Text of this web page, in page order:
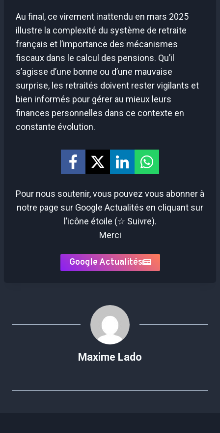
Au final, ce virement inattendu en mars 2025
illustre la complexité du système de retraite
français et l’importance des mécanismes
fiscaux dans le calcul des pensions. Qu’il
s’agisse d’une bonne ou d’une mauvaise
surprise, les retraités doivent rester vigilants et
bien informés pour gérer au mieux leurs
finances personnelles dans ce contexte en
constante évolution.
Pour nous soutenir, vous pouvez vous abonner à
notre page sur Google Actualités en cliquant sur
l’icône étoile (☆ Suivre).
Merci
Google Actualités
Maxime Lado